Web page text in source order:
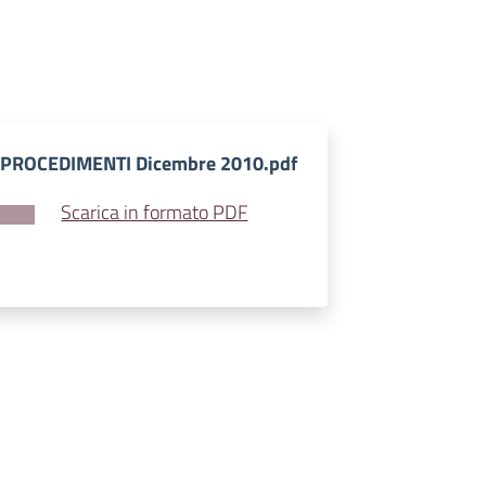
PROCEDIMENTI Dicembre 2010.pdf
Scarica in formato PDF